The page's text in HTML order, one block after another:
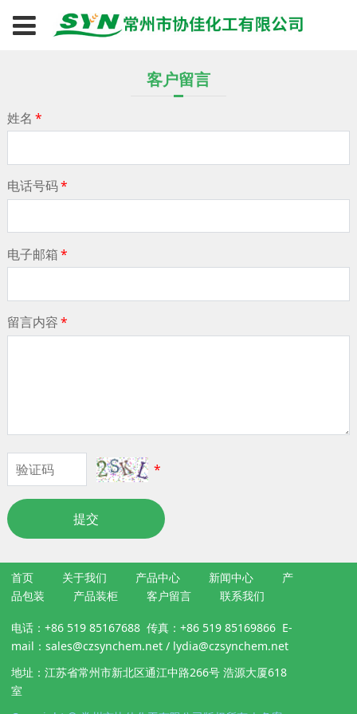
客户留言
姓名 *
电话号码*
电子邮箱*
留言内容*
*
提交
首页 关于我们 产品中心 新闻中心
产
品包装
产品装柜 客户留言 联系我们
电话：+86 519 85167688 传真：+86 519 85169866 E-
mail：sales@czsynchem.net / lydia@czsynchem.net
地址：江苏省常州市新北区通江中路266号 浩源大厦618
室